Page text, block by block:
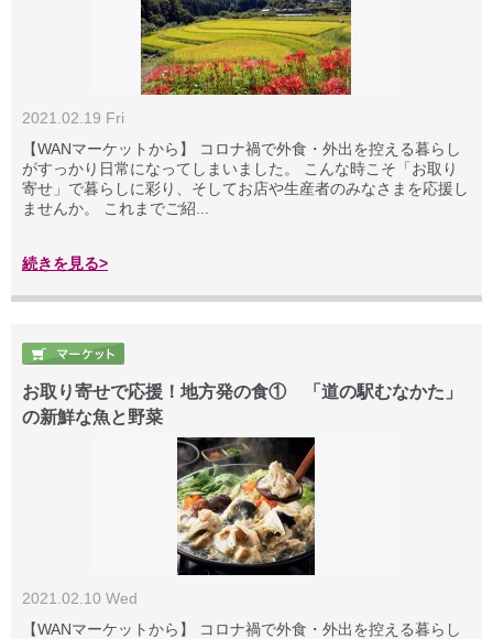
2021.02.19 Fri
【WANマーケットから】 コロナ禍で外食・外出を控える暮らし
がすっかり日常になってしまいました。 こんな時こそ「お取り
寄せ」で暮らしに彩り、そしてお店や生産者のみなさまを応援し
ませんか。 これまでご紹...
続きを見る>
お取り寄せで応援！地方発の食① 「道の駅むなかた」
の新鮮な魚と野菜
2021.02.10 Wed
【WANマーケットから】 コロナ禍で外食・外出を控える暮らし